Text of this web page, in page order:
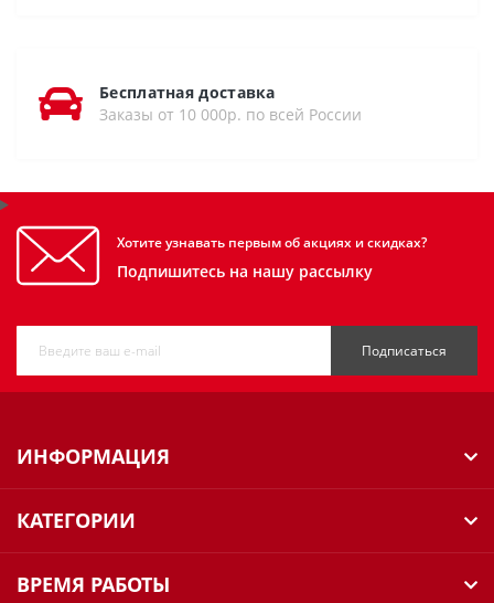
Бесплатная доставка
Заказы от 10 000р. по всей России
Хотите узнавать первым об акциях и скидках?
Подпишитесь на нашу рассылку
Подписаться
ИНФОРМАЦИЯ
КАТЕГОРИИ
ВРЕМЯ РАБОТЫ